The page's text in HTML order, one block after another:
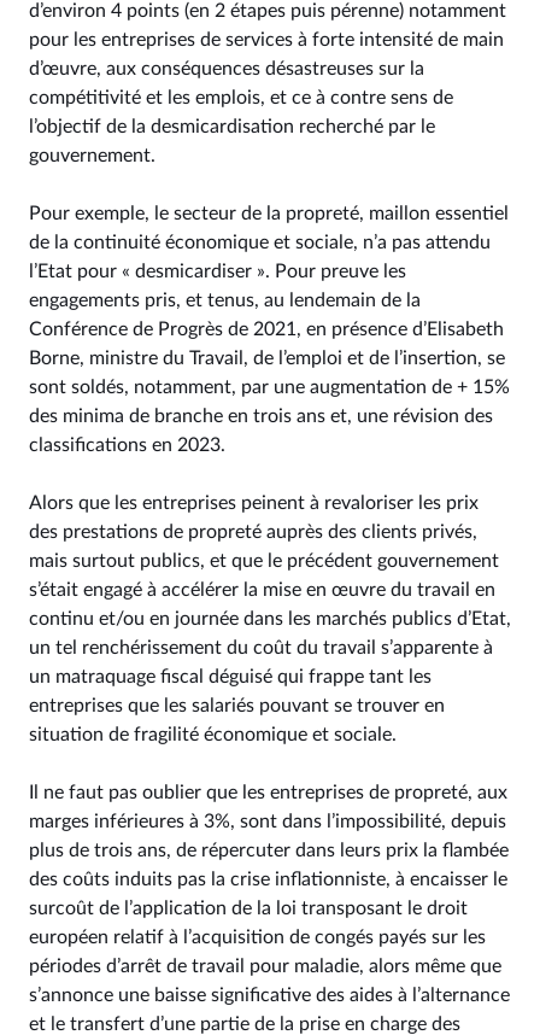
d’environ 4 points (en 2 étapes puis pérenne) notamment
pour les entreprises de services à forte intensité de main
d’œuvre, aux conséquences désastreuses sur la
compétitivité et les emplois, et ce à contre sens de
l’objectif de la desmicardisation recherché par le
gouvernement.
Pour exemple, le secteur de la propreté, maillon essentiel
de la continuité économique et sociale, n’a pas attendu
l’Etat pour « desmicardiser ». Pour preuve les
engagements pris, et tenus, au lendemain de la
Conférence de Progrès de 2021, en présence d’Elisabeth
Borne, ministre du Travail, de l’emploi et de l’insertion, se
sont soldés, notamment, par une augmentation de + 15%
des minima de branche en trois ans et, une révision des
classifications en 2023.
Alors que les entreprises peinent à revaloriser les prix
des prestations de propreté auprès des clients privés,
mais surtout publics, et que le précédent gouvernement
s’était engagé à accélérer la mise en œuvre du travail en
continu et/ou en journée dans les marchés publics d’Etat,
un tel renchérissement du coût du travail s’apparente à
un matraquage fiscal déguisé qui frappe tant les
entreprises que les salariés pouvant se trouver en
situation de fragilité économique et sociale.
Il ne faut pas oublier que les entreprises de propreté, aux
marges inférieures à 3%, sont dans l’impossibilité, depuis
plus de trois ans, de répercuter dans leurs prix la flambée
des coûts induits pas la crise inflationniste, à encaisser le
surcoût de l’application de la loi transposant le droit
européen relatif à l’acquisition de congés payés sur les
périodes d’arrêt de travail pour maladie, alors même que
s’annonce une baisse significative des aides à l’alternance
et le transfert d’une partie de la prise en charge des